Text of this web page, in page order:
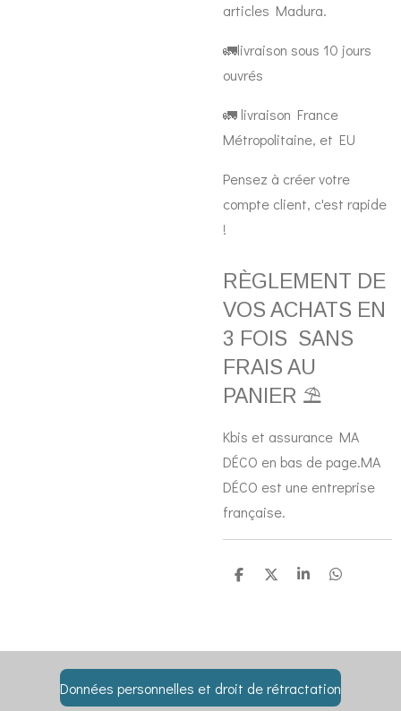
articles Madura.
🚛livraison sous 10 jours
ouvrés
🚛 livraison France
Métropolitaine, et EU
Pensez à créer votre
compte client, c'est rapide
!
RÈGLEMENT DE
VOS ACHATS EN
3 FOIS SANS
FRAIS AU
PANIER ⛱️
Kbis et assurance MA
DÉCO en bas de page.MA
DÉCO est une entreprise
française.
P
g
e
P
g
e
P
g
e
P
g
e
Données personnelles et droit de rétractation